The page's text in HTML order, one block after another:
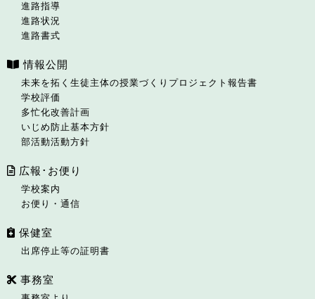
進路指導
進路状況
進路書式
情報公開
未来を拓く生徒主体の授業づくりプロジェクト報告書
学校評価
多忙化改善計画
いじめ防止基本方針
部活動活動方針
広報･お便り
学校案内
お便り・通信
保健室
出席停止等の証明書
事務室